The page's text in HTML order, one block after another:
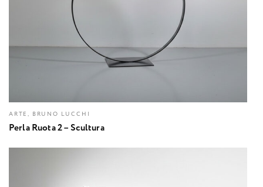
ARTE, BRUNO LUCCHI
Perla Ruota 2 – Scultura